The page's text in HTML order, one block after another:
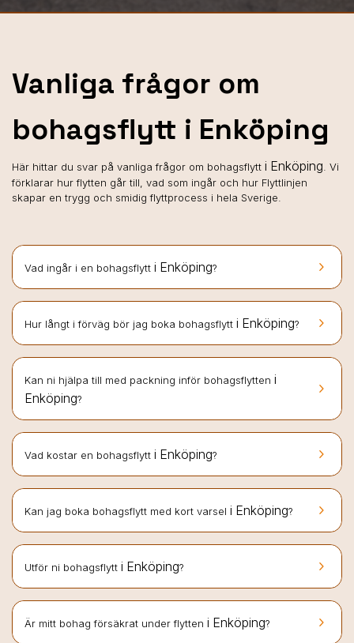
Vanliga frågor om
bohagsflytt i Enköping
Här hittar du svar på vanliga frågor om bohagsflytt i Enköping . Vi
förklarar hur flytten går till, vad som ingår och hur Flyttlinjen
skapar en trygg och smidig flyttprocess i hela Sverige.
keyboard_arrow_right
Vad ingår i en bohagsflytt i Enköping?
keyboard_arrow_right
Hur långt i förväg bör jag boka bohagsflytt i Enköping?
keyboard_arrow_right
Kan ni hjälpa till med packning inför bohagsflytten i
Enköping?
keyboard_arrow_right
Vad kostar en bohagsflytt i Enköping?
keyboard_arrow_right
Kan jag boka bohagsflytt med kort varsel i Enköping?
keyboard_arrow_right
Utför ni bohagsflytt i Enköping?
keyboard_arrow_right
Är mitt bohag försäkrat under flytten i Enköping?